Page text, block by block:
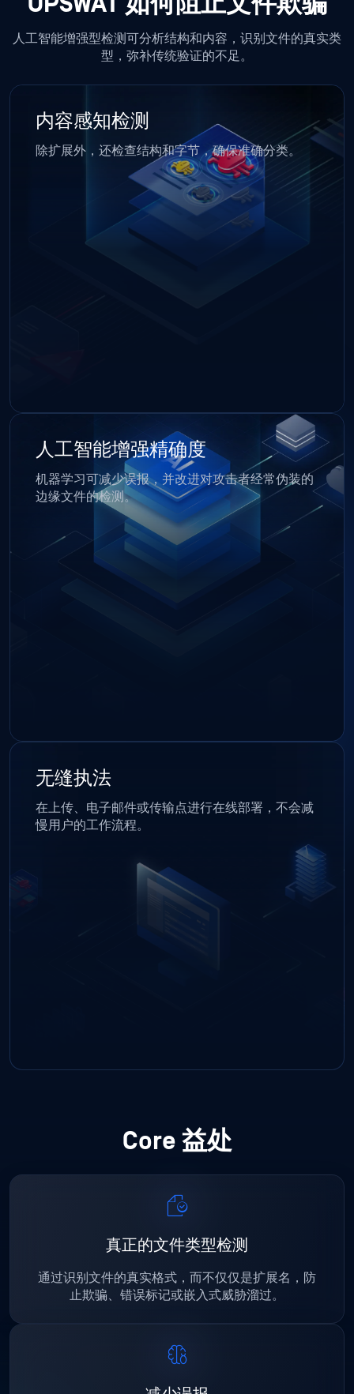
人工智能增强型检测可分析结构和内容，识别文件的真实类
型，弥补传统验证的不足。
内容感知检测
除扩展外，还检查结构和字节，确保准确分类。
人工智能增强精确度
机器学习可减少误报，并改进对攻击者经常伪装的
边缘文件的检测。
无缝执法
在上传、电子邮件或传输点进行在线部署，不会减
慢用户的工作流程。
Core 益处
真正的文件类型检测
通过识别文件的真实格式，而不仅仅是扩展名，防
止欺骗、错误标记或嵌入式威胁溜过。